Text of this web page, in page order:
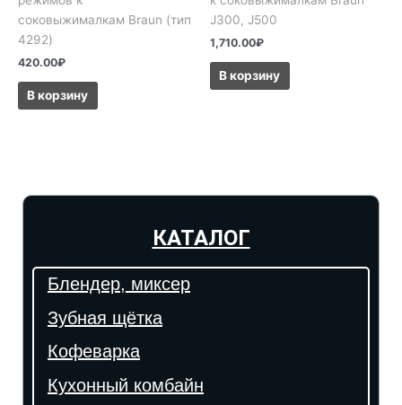
соковыжималкам Braun (тип
4292)
420.00₽
В корзину
J300, J500
1,710.00₽
В корзину
КАТАЛОГ
Блендер, миксер
Зубная щётка
Кофеварка
Кухонный комбайн